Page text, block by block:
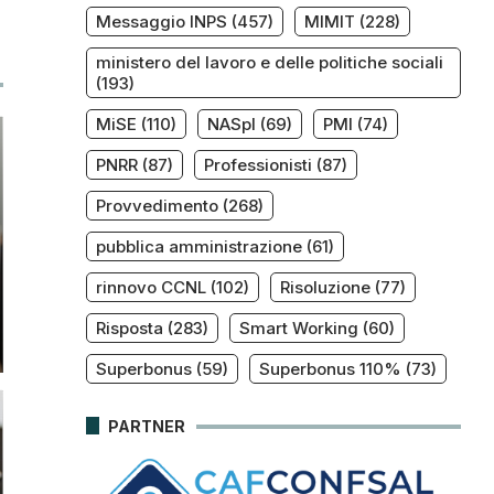
Messaggio INPS (457) MIMIT (228)
ministero del lavoro e delle politiche sociali
(193)
MiSE (110) NASpI (69) PMI (74)
PNRR(87) Professionisti (87)
Provvedimento(268)
pubblica amministrazione(61)
rinnovo CCNL(102) Risoluzione(77)
Risposta (283) Smart Working (60)
Superbonus(59) Superbonus 110% (73)
PARTNER